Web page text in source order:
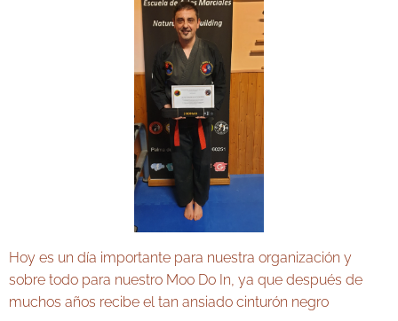
Hoy es un día importante para nuestra organización y
sobre todo para nuestro Moo Do In, ya que después de
muchos años recibe el tan ansiado cinturón negro 🔥🥋🥋